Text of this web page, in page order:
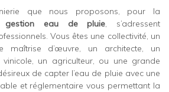
que nous proposons, pour la
eau de pluie, s’adressent
Vous êtes une collectivité, un
maîtrise d’œuvre, un architecte, un
un agriculteur, ou une grande
de capter l’eau de pluie avec une
et réglementaire vous permettant la